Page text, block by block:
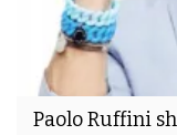
Paolo Ruffini